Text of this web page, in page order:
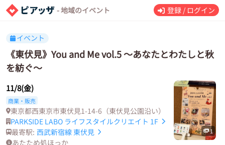
- 地域のイベント 登録 / ログイン
イベント
《東伏見》You and Me vol.5 ～あなたとわたしと秋
を紡ぐ〜
11/8(金)
商業・販売
東京都西東京市東伏見1-14-6（東伏見公園沿い）
PARKSIDE LABO ライフスタイルクリエイト 1F
最寄駅: 西武新宿線 東伏見
あたため処ほっか
1